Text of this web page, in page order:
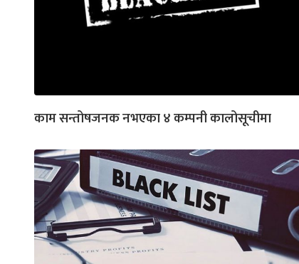
काम सन्तोषजनक नभएका ४ कम्पनी कालोसूचीमा